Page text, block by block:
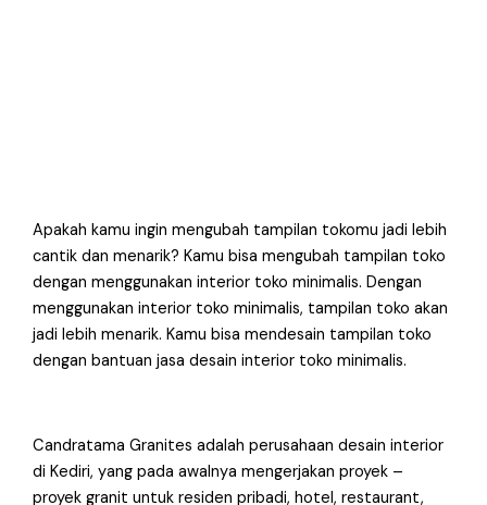
Apakah kamu ingin mengubah tampilan tokomu jadi lebih
cantik dan menarik? Kamu bisa mengubah tampilan toko
dengan menggunakan interior toko minimalis. Dengan
menggunakan interior toko minimalis, tampilan toko akan
jadi lebih menarik. Kamu bisa mendesain tampilan toko
dengan bantuan jasa desain interior toko minimalis.
Candratama Granites adalah perusahaan desain interior
di Kediri, yang pada awalnya mengerjakan proyek –
proyek granit untuk residen pribadi, hotel, restaurant,